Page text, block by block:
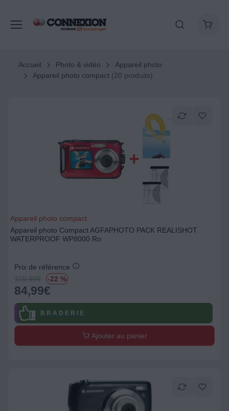
Accueil Photo & vidéo
Appareil photo
Appareil photo compact(20 produits)
Appareil photo compact
Appareil photo Compact AGFAPHOTO PACK REALISHOT
WATERPROOF WP8000 Ro
Prix de référence
109.99€ -22 %
84,99€
B R A D E R I E
Ajouter au panier